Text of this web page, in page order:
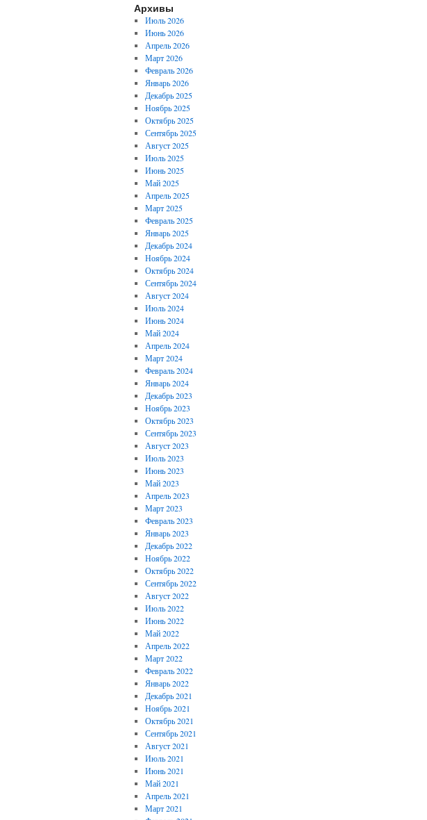
Архивы
Июль 2026
Июнь 2026
Апрель 2026
Март 2026
Февраль 2026
Январь 2026
Декабрь 2025
Ноябрь 2025
Октябрь 2025
Сентябрь 2025
Август 2025
Июль 2025
Июнь 2025
Май 2025
Апрель 2025
Март 2025
Февраль 2025
Январь 2025
Декабрь 2024
Ноябрь 2024
Октябрь 2024
Сентябрь 2024
Август 2024
Июль 2024
Июнь 2024
Май 2024
Апрель 2024
Март 2024
Февраль 2024
Январь 2024
Декабрь 2023
Ноябрь 2023
Октябрь 2023
Сентябрь 2023
Август 2023
Июль 2023
Июнь 2023
Май 2023
Апрель 2023
Март 2023
Февраль 2023
Январь 2023
Декабрь 2022
Ноябрь 2022
Октябрь 2022
Сентябрь 2022
Август 2022
Июль 2022
Июнь 2022
Май 2022
Апрель 2022
Март 2022
Февраль 2022
Январь 2022
Декабрь 2021
Ноябрь 2021
Октябрь 2021
Сентябрь 2021
Август 2021
Июль 2021
Июнь 2021
Май 2021
Апрель 2021
Март 2021